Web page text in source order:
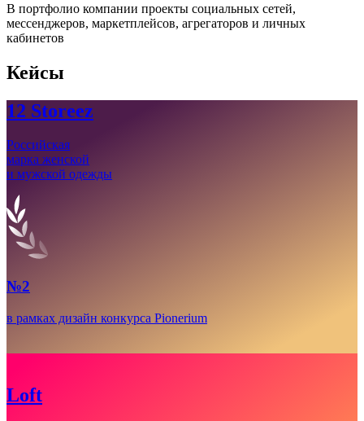
В портфолио компании проекты социальных сетей,
мессенджеров, маркетплейсов, агрегаторов и личных
кабинетов
Кейсы
12 Storeez
Российская
марка женской
и мужской одежды
№2
в рамках дизайн конкурса Pionerium
Loft